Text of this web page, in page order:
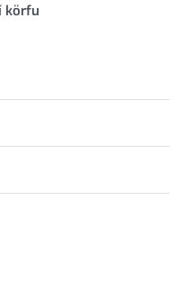
körfu